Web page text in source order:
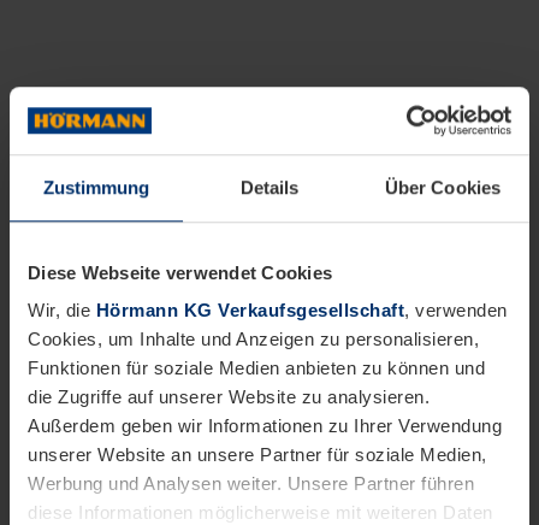
Zustimmung Details Über Cookies
Diese Webseite verwendet Cookies
Wir, die Hörmann KG Verkaufsgesellschaft, verwenden
Cookies, um Inhalte und Anzeigen zu personalisieren,
Funktionen für soziale Medien anbieten zu können und
die Zugriffe auf unserer Website zu analysieren.
Außerdem geben wir Informationen zu Ihrer Verwendung
unserer Website an unsere Partner für soziale Medien,
Werbung und Analysen weiter. Unsere Partner führen
diese Informationen möglicherweise mit weiteren Daten